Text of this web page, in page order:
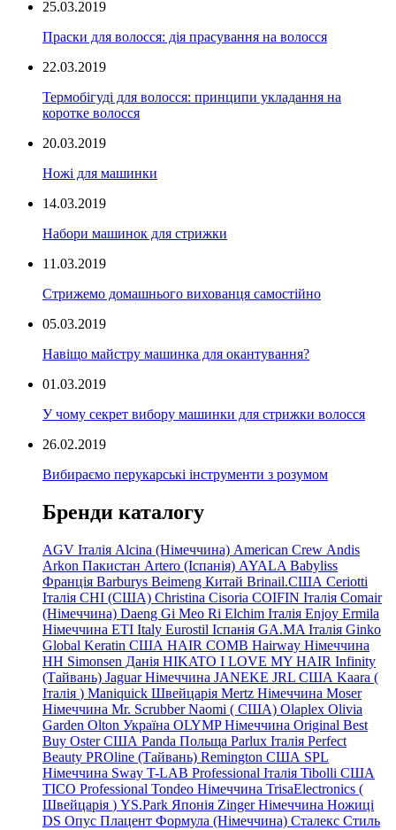
25.03.2019
Праски для волосся: дія прасування на волосся
22.03.2019
Термобігуді для волосся: принципи укладання на
коротке волосся
20.03.2019
Ножі для машинки
14.03.2019
Набори машинок для стрижки
11.03.2019
Стрижемо домашнього вихованця самостійно
05.03.2019
Навіщо майстру машинка для окантування?
01.03.2019
У чому секрет вибору машинки для стрижки волосся
26.02.2019
Вибираємо перукарські інструменти з розумом
Бренди каталогу
AGV Італія Alcina (Німеччина) American Crew Andis
Arkon Пакистан Artero (Іспанія) AYALA Babyliss
Франція Barburys Beimeng Китай Brinail.США Ceriotti
Італія CHI (США) Christina Cisoria COIFIN Італія Comair
(Німеччина) Daeng Gi Meo Ri Elchim Італія Enjoy Ermila
Німеччина ETI Italy Eurostil Іспанія GA.MA Італія Ginko
Global Keratin США HAIR COMB Hairway Німеччина
HH Simonsen Данія HIKATO I LOVE MY HAIR Infinity
(Тайвань) Jaguar Німеччина JANEKE JRL США Kaara (
Італія ) Maniquick Швейцарія Mertz Німеччина Moser
Німеччина Mr. Scrubber Naomi ( США) Olaplex Olivia
Garden Olton Україна OLYMP Німеччина Original Best
Buy Oster США Panda Польща Parlux Італія Perfect
Beauty PROline (Тайвань) Remington США SPL
Німеччина Sway T-LAB Professional Італія Tibolli США
TICO Professional Tondeo Німеччина TrisaElectronics (
Швейцарія ) YS.Park Японія Zinger Німеччина Ножиці
DS Опус Плацент Формула (Німеччина) Сталекс Стиль